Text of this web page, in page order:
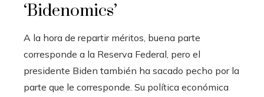
‘Bidenomics’
A la hora de repartir méritos, buena parte
corresponde a la Reserva Federal, pero el
presidente Biden también ha sacado pecho por la
parte que le corresponde. Su política económica